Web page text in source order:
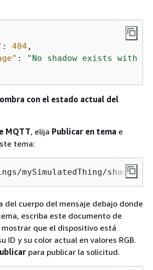
: 404 ,
:
"No shadow exists with
con el estado actual del
MQTT, elija Publicar en tema e
tema:
mySimulatedThing/shadow/
del cuerpo del mensaje debajo donde
escriba este documento de
mostrar que el dispositivo está
ID y su color actual en valores RGB.
para publicar la solicitud.